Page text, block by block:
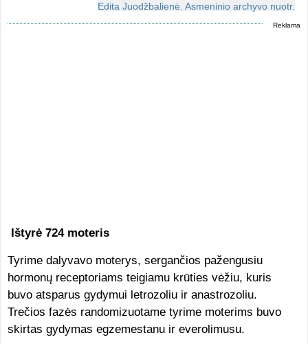
Edita Juodžbalienė. Asmeninio archyvo nuotr.
Reklama
Ištyrė 724 moteris
Tyrime dalyvavo moterys, sergančios pažengusiu
hormonų receptoriams teigiamu krūties vėžiu, kuris
buvo atsparus gydymui letrozoliu ir anastrozoliu.
Trečios fazės randomizuotame tyrime moterims buvo
skirtas gydymas egzemestanu ir everolimusu.